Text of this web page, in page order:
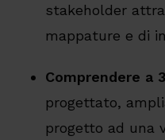
stakeholder
mappature e di
Comprendere a
progettato,
progetto ad una